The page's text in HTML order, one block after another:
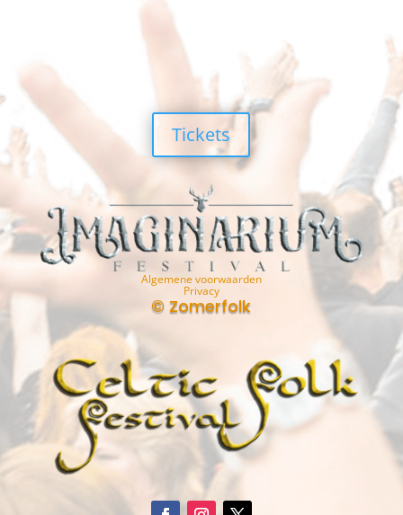
Tickets
Algemene voorwaarden
Privacy
© Zomerfolk